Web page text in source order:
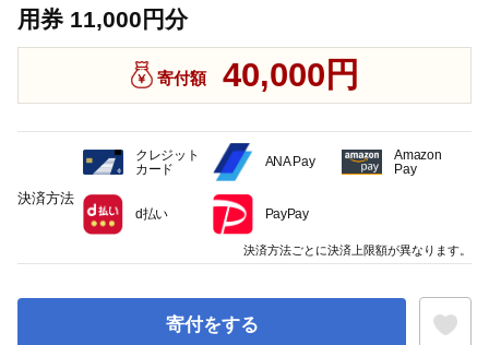
用券 11,000円分
寄付額 40,000円
寄付をする
決済方法
クレジット
カード
ANA Pay
Amazon
Pay
d払い PayPay
決済方法ごとに決済上限額が異なります。